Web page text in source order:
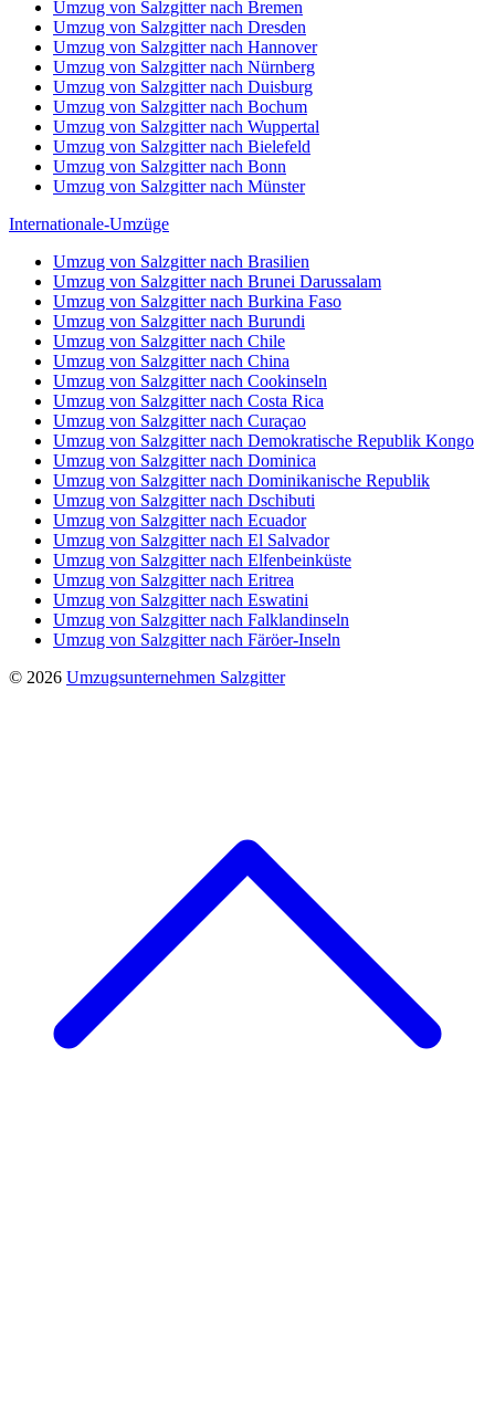
Umzug von Salzgitter nach Bremen
Umzug von Salzgitter nach Dresden
Umzug von Salzgitter nach Hannover
Umzug von Salzgitter nach Nürnberg
Umzug von Salzgitter nach Duisburg
Umzug von Salzgitter nach Bochum
Umzug von Salzgitter nach Wuppertal
Umzug von Salzgitter nach Bielefeld
Umzug von Salzgitter nach Bonn
Umzug von Salzgitter nach Münster
Internationale-Umzüge
Umzug von Salzgitter nach Brasilien
Umzug von Salzgitter nach Brunei Darussalam
Umzug von Salzgitter nach Burkina Faso
Umzug von Salzgitter nach Burundi
Umzug von Salzgitter nach Chile
Umzug von Salzgitter nach China
Umzug von Salzgitter nach Cookinseln
Umzug von Salzgitter nach Costa Rica
Umzug von Salzgitter nach Curaçao
Umzug von Salzgitter nach Demokratische Republik Kongo
Umzug von Salzgitter nach Dominica
Umzug von Salzgitter nach Dominikanische Republik
Umzug von Salzgitter nach Dschibuti
Umzug von Salzgitter nach Ecuador
Umzug von Salzgitter nach El Salvador
Umzug von Salzgitter nach Elfenbeinküste
Umzug von Salzgitter nach Eritrea
Umzug von Salzgitter nach Eswatini
Umzug von Salzgitter nach Falklandinseln
Umzug von Salzgitter nach Färöer-Inseln
© 2026 Umzugsunternehmen Salzgitter